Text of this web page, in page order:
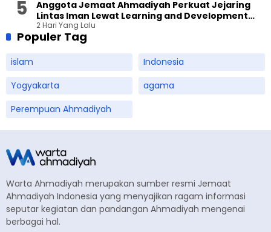
Anggota Jemaat Ahmadiyah Perkuat Jejaring
Lintas Iman Lewat Learning and Development
Festival di Yogyakarta
2 Hari Yang Lalu
Populer Tag
islam
Indonesia
Yogyakarta
agama
Perempuan Ahmadiyah
Warta Ahmadiyah merupakan sumber resmi Jemaat
Ahmadiyah Indonesia yang menyajikan ragam informasi
seputar kegiatan dan pandangan Ahmadiyah mengenai
berbagai hal.